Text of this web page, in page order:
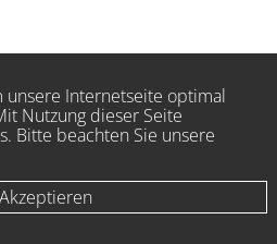
unsere Internetseite optimal
Nutzung dieser Seite
Bitte beachten Sie unsere
Akzeptieren